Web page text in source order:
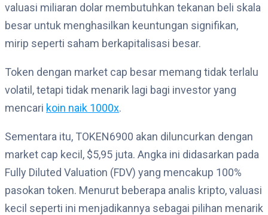
valuasi miliaran dolar membutuhkan tekanan beli skala
besar untuk menghasilkan keuntungan signifikan,
mirip seperti saham berkapitalisasi besar.
Token dengan market cap besar memang tidak terlalu
volatil, tetapi tidak menarik lagi bagi investor yang
mencari koin naik 1000x.
Sementara itu, TOKEN6900 akan diluncurkan dengan
market cap kecil, $5,95 juta. Angka ini didasarkan pada
Fully Diluted Valuation (FDV) yang mencakup 100%
pasokan token. Menurut beberapa analis kripto, valuasi
kecil seperti ini menjadikannya sebagai pilihan menarik